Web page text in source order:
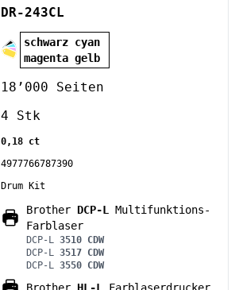
DR-243CL
schwarz cyan
magenta gelb
18’000 Seiten
4 Stk
0,18 ct
4977766787390
Drum Kit
Brother DCP-L Multifunktions-
Farblaser
DCP-L 3510 CDW
DCP-L 3517 CDW
DCP-L 3550 CDW